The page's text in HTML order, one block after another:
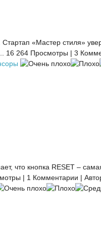
Стартап «Мастер стиля»
16 264 Просмотры | 3
что кнопка RESET –
| 1 Комментарии |